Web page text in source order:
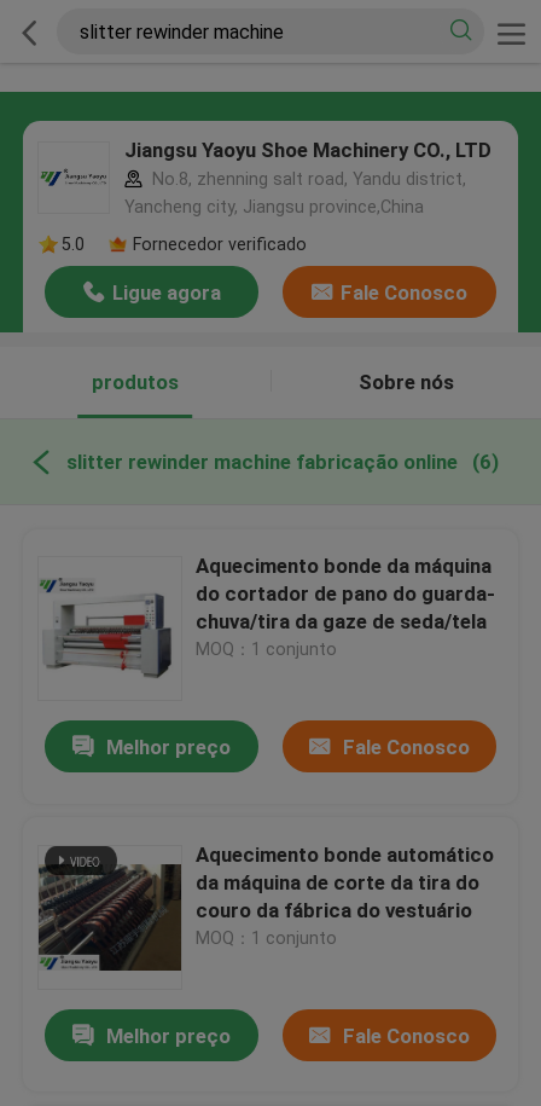
Jiangsu Yaoyu Shoe Machinery CO., LTD
No.8, zhenning salt road, Yandu district,
Yancheng city, Jiangsu province,China
5.0
Fornecedor verificado
Ligue agora Fale Conosco
produtos Sobre nós
slitter rewinder machine fabricação online (6)
Aquecimento bonde da máquina
do cortador de pano do guarda-
chuva/tira da gaze de seda/tela
MOQ：1 conjunto
Melhor preço Fale Conosco
Aquecimento bonde automático
da máquina de corte da tira do
couro da fábrica do vestuário
MOQ：1 conjunto
Melhor preço Fale Conosco